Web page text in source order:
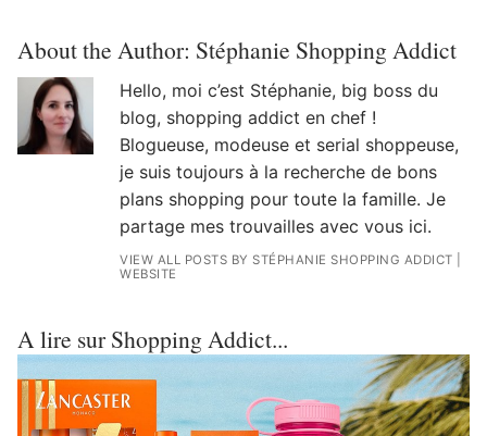
About the Author: Stéphanie Shopping Addict
Hello, moi c’est Stéphanie, big boss du
blog, shopping addict en chef !
Blogueuse, modeuse et serial shoppeuse,
je suis toujours à la recherche de bons
plans shopping pour toute la famille. Je
partage mes trouvailles avec vous ici.
VIEW ALL POSTS BY STÉPHANIE SHOPPING ADDICT
WEBSITE
A lire sur Shopping Addict...